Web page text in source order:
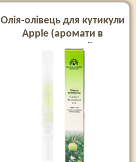
Олія-олівець для кутикули
Apple (аромати в
асортименті)